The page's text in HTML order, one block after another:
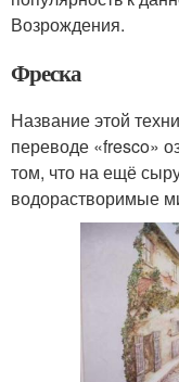
Возрождения.
Фреска
Название этой
переводе «fresco»
том, что на ещё
водорастворимые